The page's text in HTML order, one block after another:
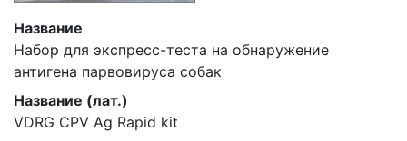
Название
Набор для экспресс-теста на обнаружение
антигена парвовируса собак
Название (лат.)
VDRG CPV Ag Rapid kit